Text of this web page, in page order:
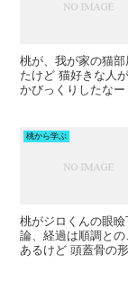
桃が、我が家の猫
たけど 猫好きな人
かびっくりしたな
桃から学ぶ
桃がジロくんの眼
論、経過は順調と
あるけど 頭蓋骨の